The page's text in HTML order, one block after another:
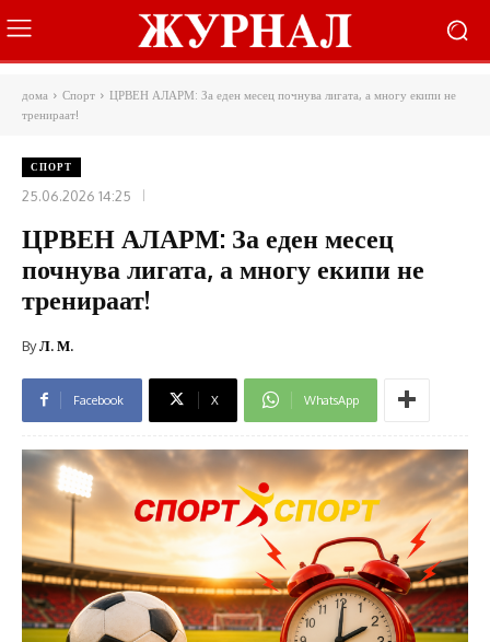
дома Спорт
ЦРВЕН АЛАРМ: За еден месец почнува лигата, а многу екипи не
тренираат!
СПОРТ
25.06.2026 14:25
ЦРВЕН АЛАРМ: За еден месец
почнува лигата, а многу екипи не
тренираат!
ByЛ. М.
Facebook X WhatsApp